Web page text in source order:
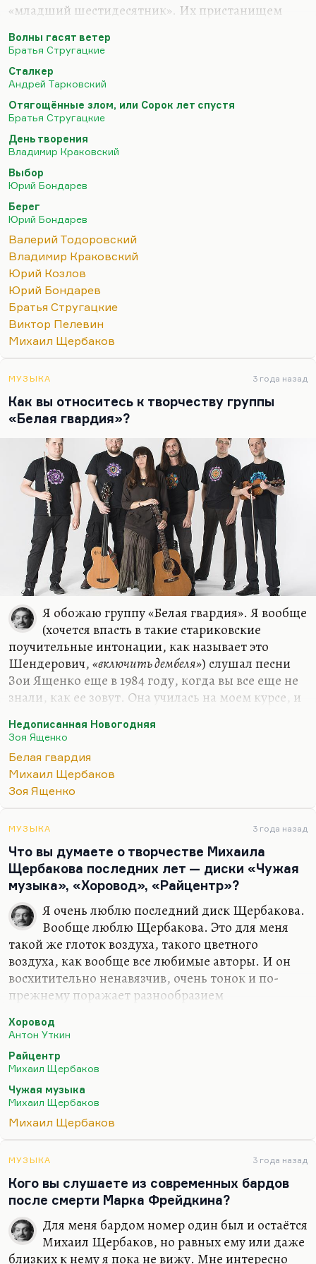
«младший шестидесятник». Их пристанищем
аксеновские традиции, но уже без Аксенова. У
Краковского была экранизированная,
молодежная, очень стебная повесть «Какая у вас
улыбка». Было несколько повестей для научной
молодежи. Потом он написал «День творения» –
роман, который не столько за крамолу, сколько за
формальную изощренность получил звездюлей в
советской прессе. Но очень быстро настала
Перестройка. Краковский во Владимире жил,…
Волны гасят ветер
Братья Стругацкие
Сталкер
Андрей Тарковский
Отягощённые злом, или Сорок лет спустя
Братья Стругацкие
День творения
Владимир Краковский
Выбор
Юрий Бондарев
Берег
Юрий Бондарев
Валерий Тодоровский
Владимир Краковский
Юрий Козлов
Юрий Бондарев
Братья Стругацкие
Виктор Пелевин
Михаил Щербаков
МУЗЫКА 3 года назад
Как вы относитесь к творчеству группы
«Белая гвардия»?
Я обожаю группу «Белая гвардия». Я вообще
(хочется впасть в такие стариковские
поучительные интонации, как называет это
Шендерович,«включить дембеля») слушал песни
Зои Ященко еще в 1984 году, когда вы все еще не
знали, как ее зовут. Она училась на моем курсе, и
журфака: первокурсники показывают свои
таланты вечерникам, а вечерники,
соответственно, им. И вот Зоя Ященко (кстати
говоря, одноклассница другой замечательной
моей подруги Марии Старожицкой, которая
была известный киевский журналист) спела
«Новогоднюю недописанную», которая сегодня
— одна из самых известных ее песен. Я один раз
ее…
Недописанная Новогодняя
Зоя Ященко
Белая гвардия
Михаил Щербаков
Зоя Ященко
МУЗЫКА 3 года назад
Что вы думаете о творчестве Михаила
Щербакова последних лет — диски «Чужая
музыка», «Хоровод», «Райцентр»?
Я очень люблю последний диск Щербакова.
Вообще люблю Щербакова. Это для меня
такой же глоток воздуха, такого цветного
воздуха, как вообще все любимые авторы. И он
восхитительно ненавязчив, очень тонок и по-
прежнему поражает разнообразием
последних дисках ничего принципиально нового
о котором я писал довольно много. Практически
все, что было о нем написано в нулевые годы, оно
сохраняет свою актуальность. Когда появится
какое-то принципиально новое качество, новая
манера, новая лексика, новая тематика, тогда об
это продолжение лучших щербаковских…
Хоровод
Антон Уткин
Райцентр
Михаил Щербаков
Чужая музыка
Михаил Щербаков
Михаил Щербаков
МУЗЫКА 3 года назад
Кого вы слушаете из современных бардов
после смерти Марка Фрейдкина?
Для меня бардом номер один был и остаётся
Михаил Щербаков, но равных ему или даже
близких к нему я пока не вижу. Мне интересно